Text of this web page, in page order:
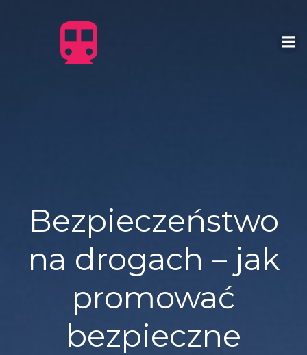
Bezpieczeństwo
na drogach – jak
promować
bezpieczne